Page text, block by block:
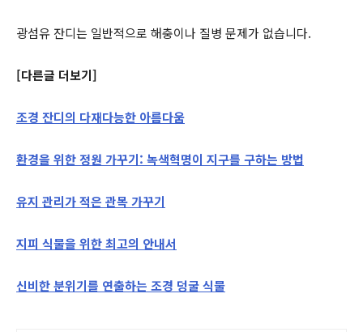
광섬유 잔디는 일반적으로 해충이나 질병 문제가 없습니다.
[다른글 더보기]
조경 잔디의 다재다능한 아름다움
환경을 위한 정원 가꾸기: 녹색혁명이 지구를 구하는 방법
유지 관리가 적은 관목 가꾸기
지피 식물을 위한 최고의 안내서
신비한 분위기를 연출하는 조경 덩굴 식물